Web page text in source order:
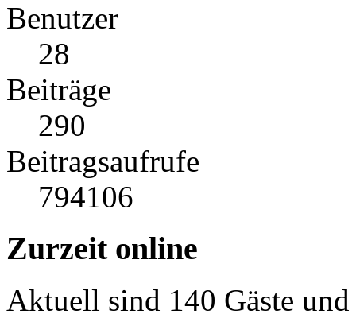
Benutzer
28
Beiträge
290
Beitragsaufrufe
794106
Zurzeit online
Aktuell sind 140 Gäste